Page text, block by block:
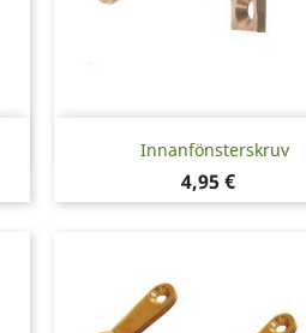
Innanfönsterskruv
Pris
4,95 €
Snabbvy